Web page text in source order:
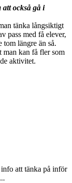
också gå i
tänka långsiktigt
pass med få elever,
längre än så.
man kan få fler som
aktivitet.
att tänka på inför